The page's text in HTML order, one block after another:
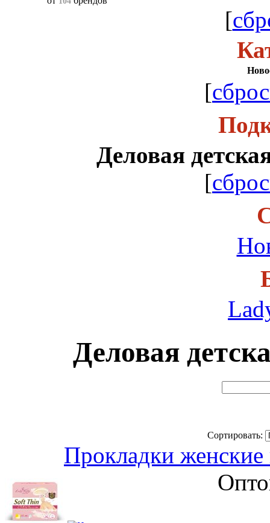
[
[
Деловая
[
Деловая
Сортировать:
Прокладки